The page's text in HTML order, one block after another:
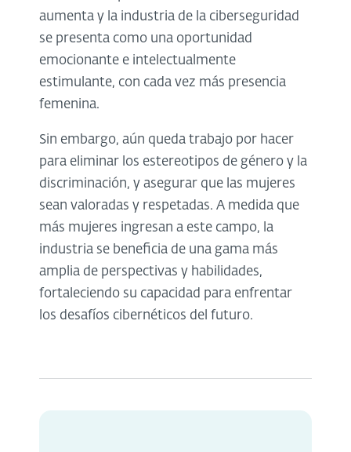
aumenta y la industria de la ciberseguridad
se presenta como una oportunidad
emocionante e intelectualmente
estimulante, con cada vez más presencia
femenina.
Sin embargo, aún queda trabajo por hacer
para eliminar los estereotipos de género y la
discriminación, y asegurar que las mujeres
sean valoradas y respetadas. A medida que
más mujeres ingresan a este campo, la
industria se beneficia de una gama más
amplia de perspectivas y habilidades,
fortaleciendo su capacidad para enfrentar
los desafíos cibernéticos del futuro.